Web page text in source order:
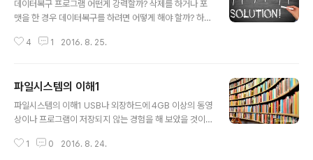
데이터복구 프로그램 어떤게 강력할까? 삭제를 하거나 포
맷을 한 경우 데이터복구를 하려면 어떻게 해야 할까? 하드
않고 집에서 간단하게 복구하는 방법은 없을까? 궁금했던
다. 물론 사용자들이 시중에서 쉽게 구할수 있는 프로그램
이며, 복구전문센터에서 사용하는 Tool과는 별개이다. 레
쿠바(Recuva) 단순삭제 파일이나 크기가 작은 파일을 복
다수의 파일을 복구하는데는 어려움이 있다. https://ww
4 1 2016. 8. 25.
파일시스템의 이해1
파일시스템의 이해1 USB나 외장하드에 4GB 이상의 동영
상이나 프로그램이 저장되지 않는 경험을 해 보았을 것이
장 흔한 문제이다. 파일시스템에 대해 이해하게 되면 저장
1 0 2016. 8. 24.